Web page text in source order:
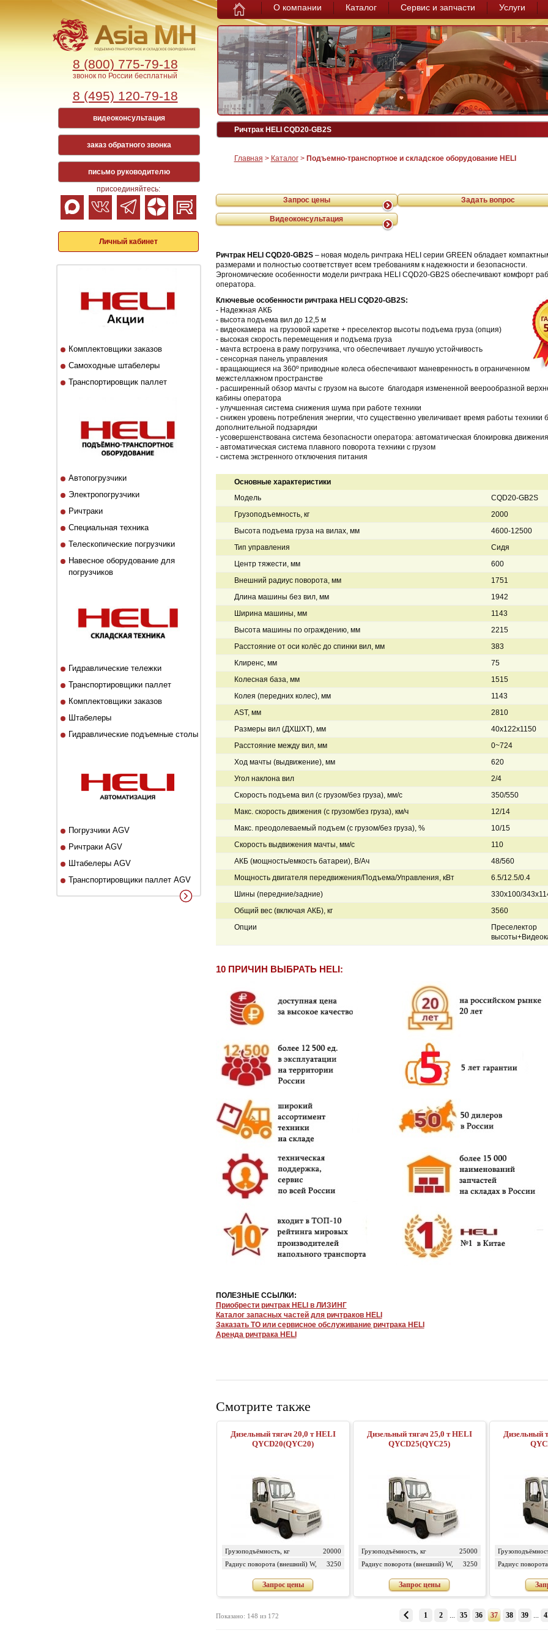
8 (800) 775-79-18
звонок по России бесплатный
8 (495) 120-79-18
видеоконсультация
заказ обратного звонка
письмо руководителю
присоединяйтесь:
Личный кабинет
Комплектовщики заказов
Самоходные штабелеры
Транспортировщик паллет
Автопогрузчики
Электропогрузчики
Ричтраки
Специальная техника
Телескопические погрузчики
Навесное оборудование для
погрузчиков
Гидравлические тележки
Транспортировщики паллет
Комплектовщики заказов
Штабелеры
Гидравлические подъемные столы
Погрузчики AGV
Ричтраки AGV
Штабелеры AGV
Транспортировщики паллет AGV
О компании Каталог Сервис и запчасти Услуги
Главная > Каталог> Подъемно-транспортное и складское оборудование HELI
Ричтрак HELI CQD20-GB2S
Запрос цены Задать вопрос
Видеоконсультация
Ричтрак HELI CQD20-GB2S– новая модель ричтрака HELI серии GREEN обладает
размерами и полностью соответствует всем требованиям к надежности и безопасности.
Эргономические особенности модели ричтрака HELI CQD20-GB2S обеспечивают комфорт
оператора.
Ключевые особенности ричтрака HELI CQD20-GB2S:
- Надежная АКБ
- высота подъема вил до 12,5 м
- видеокамера на грузовой каретке + преселектор высоты подъема груза (опция)
- высокая скорость перемещения и подъема груза
- мачта встроена в раму погрузчика, что обеспечивает лучшую устойчивость
- сенсорная панель управления
- вращающиеся на 360º приводные колеса обеспечивают маневренность в ограниченном
межстеллажном пространстве
- расширенный обзор мачты с грузом на высоте благодаря измененной веерообразной
кабины оператора
- улучшенная система снижения шума при работе техники
- снижен уровень потребления энергии, что существенно увеличивает время работы техники
дополнительной подзарядки
- усовершенствована система безопасности оператора: автоматическая блокировка
- автоматическая система плавного поворота техники с грузом
- система экстренного отключения питания
Основные характеристики
Модель
CQD20-GB2S
Грузоподъемность, кг
2000
Высота подъема груза на вилах, мм
4600-12500
Тип управления
Сидя
Центр тяжести, мм
600
Внешний радиус поворота, мм
1751
Длина машины без вил, мм
1942
Ширина машины, мм
1143
Высота машины по ограждению, мм
2215
Расстояние от оси колёс до спинки вил, мм
383
Клиренс, мм
75
Колесная база, мм
1515
Колея (передних колес), мм
1143
AST, мм
2810
Размеры вил (ДXШXТ), мм
40x122x1150
Расстояние между вил, мм
0~724
Ход мачты (выдвижение), мм
620
Угол наклона вил
2/4
Скорость подъема вил (с грузом/без груза), мм/с
350/550
Макс. скорость движения (с грузом/без груза), км/ч
12/14
Макс. преодолеваемый подъем (с грузом/без груза), %
10/15
Скорость выдвижения мачты, мм/с
110
АКБ (мощность/емкость батареи), В/Ач
48/560
Мощность двигателя передвижения/Подъема/Управления, кВт
6.5/12.5/0.4
Шины (передние/задние)
330x100/
Общий вес (включая АКБ), кг
3560
Опции
Преселектор
10 ПРИЧИН ВЫБРАТЬ HELI:
ПОЛЕЗНЫЕ ССЫЛКИ:
Приобрести ричтрак HELI в ЛИЗИНГ
Каталог запасных частей для ричтраков HELI
Заказать ТО или сервисное обслуживание ричтрака HELI
Аренда ричтрака HELI
Смотрите также
Дизельный тягач 20,0 т HELI
QYCD20(QYC20)
Грузоподъёмность, кг
20000
Радиус поворота (внешний) W,
3250
Запрос цены
Дизельный тягач 25,0 т HELI
QYCD25(QYC25)
Грузоподъёмность, кг
25000
Радиус поворота (внешний) W,
3250
Запрос цены
Дизельный
Радиус
Показано: 148 из 172 1 2 ... 35 36 37 38 39 ...